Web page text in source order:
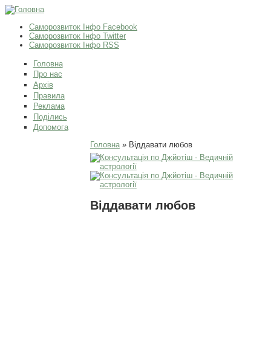
Саморозвиток Інфо Facebook
Саморозвиток Інфо Twitter
Саморозвиток Інфо RSS
Головна
Про нас
Архів
Правила
Реклама
Поділись
Допомога
Ви є тут
Головна» Віддавати любов
Віддавати любов